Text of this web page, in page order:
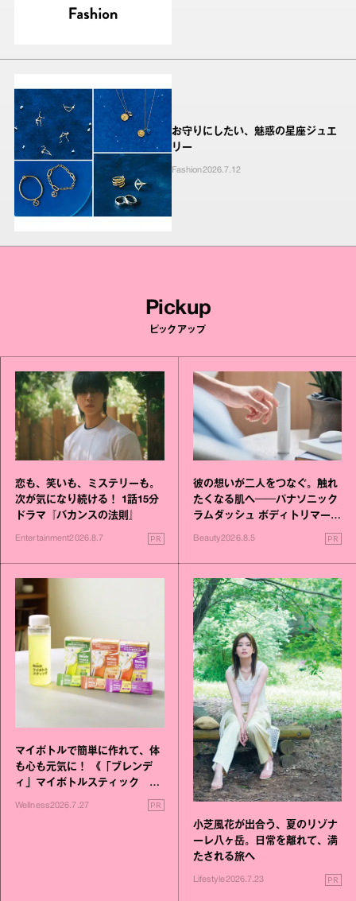
お守りにしたい、魅惑の星座ジュエ
リー
Fashion2026.7.12
Pickup
ピックアップ
恋も、笑いも、ミステリーも。
次が気になり続ける！ 1話15分
ドラマ『バカンスの法則』
Entertainment2026.8.7 PR
彼の想いが二人をつなぐ。触れ
たくなる肌へ──パナソニック
ラムダッシュ ボディトリマーが
Beauty2026.8.5 PR
マイボトルで簡単に作れて、体
も心も元気に！ 《「ブレンデ
ィ」マイボトルスティック い
いこと毎日》シリーズが誕生
Wellness2026.7.27 PR
小芝風花が出合う、夏のリゾナ
ーレ八ヶ岳。日常を離れて、満
たされる旅へ
Lifestyle2026.7.23 PR